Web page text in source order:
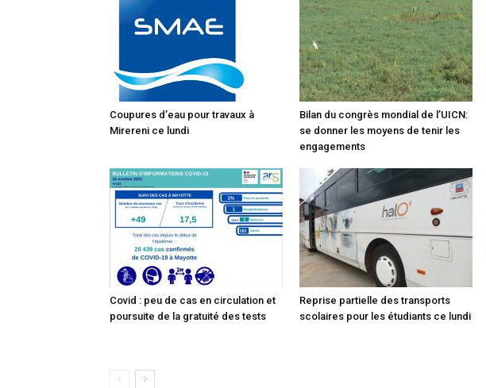
Coupures d’eau pour travaux à
Mirereni ce lundi
Bilan du congrès mondial de l’UICN:
se donner les moyens de tenir les
engagements
Covid : peu de cas en circulation et
poursuite de la gratuité des tests
Reprise partielle des transports
scolaires pour les étudiants ce lundi